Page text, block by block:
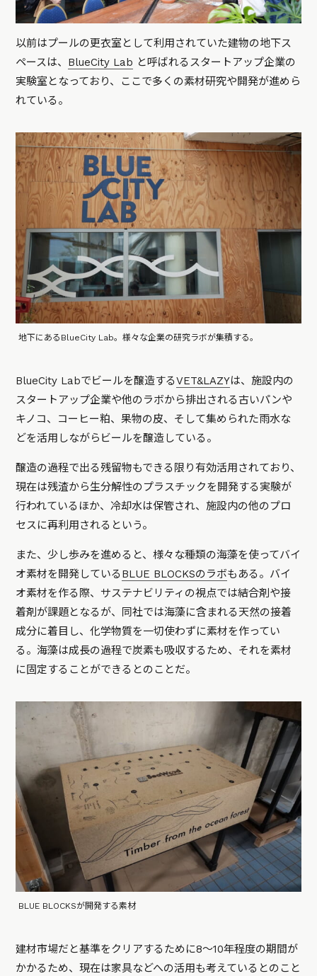
以前はプールの更衣室として利用されていた建物の地下ス
ペースは、 BlueCity Lab と呼ばれるスタートアップ企業の
実験室となっており、ここで多くの素材研究や開発が進めら
れている。
地下にあるBlueCity Lab。様々な企業の研究ラボが集積する。
BlueCity Labでビールを醸造するVET&LAZYは、施設内の
スタートアップ企業や他のラボから排出される古いパンや
キノコ、コーヒー粕、果物の皮、そして集められた雨水な
どを活用しながらビールを醸造している。
醸造の過程で出る残留物もできる限り有効活用されており、
現在は残渣から生分解性のプラスチックを開発する実験が
行われているほか、冷却水は保管され、施設内の他のプロ
セスに再利用されるという。
また、少し歩みを進めると、様々な種類の海藻を使ってバイ
オ素材を開発しているBLUE BLOCKSのラボもある。バイ
オ素材を作る際、サステナビリティの視点では結合剤や接
着剤が課題となるが、同社では海藻に含まれる天然の接着
成分に着目し、化学物質を一切使わずに素材を作ってい
る。海藻は成長の過程で炭素も吸収するため、それを素材
に固定することができるとのことだ。
BLUE BLOCKSが開発する素材
建材市場だと基準をクリアするために8〜10年程度の期間が
かかるため、現在は家具などへの活用も考えているとのこと